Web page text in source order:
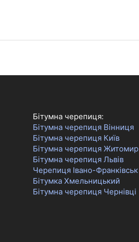
Бітумна черепиця:
Бітумна черепиця Вінниця
Бітумна черепиця Київ
Бітумна черепиця Житомир
Бітумна черепиця Львів
Черепиця Івано-Франківськ
Бітумка Хмельницький
Бітумна черепиця Чернівці